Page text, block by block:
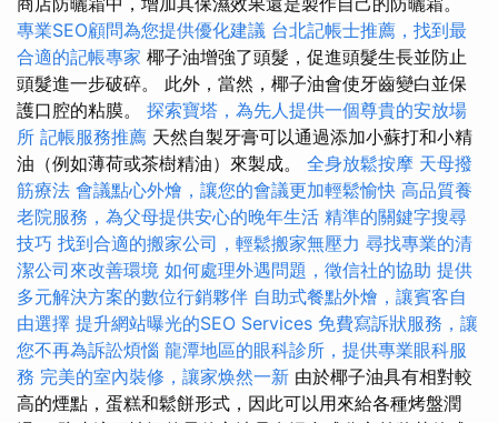
專業SEO顧問為您提供優化建議 台北記帳士推薦，找到最
合適的記帳專家 椰子油增強了頭髮，促進頭髮生長並防止
頭髮進一步破碎。 此外，當然，椰子油會使牙齒變白並保
護口腔的粘膜。 探索寶塔，為先人提供一個尊貴的安放場
所 記帳服務推薦 天然自製牙膏可以通過添加小蘇打和小精
油（例如薄荷或茶樹精油）來製成。 全身放鬆按摩 天母撥
筋療法 會議點心外燴，讓您的會議更加輕鬆愉快 高品質養
老院服務，為父母提供安心的晚年生活 精準的關鍵字搜尋
技巧 找到合適的搬家公司，輕鬆搬家無壓力 尋找專業的清
潔公司來改善環境 如何處理外遇問題，徵信社的協助 提供
多元解決方案的數位行銷夥伴 自助式餐點外燴，讓賓客自
由選擇 提升網站曝光的SEO Services 免費寫訴狀服務，讓
您不再為訴訟煩惱 龍潭地區的眼科診所，提供專業眼科服
務 完美的室內裝修，讓家焕然一新 由於椰子油具有相對較
高的煙點，蛋糕和鬆餅形式，因此可以用來給各種烤盤潤